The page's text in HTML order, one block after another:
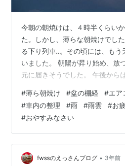
今朝の朝焼けは、４時半くらい
た。しかし、薄らな朝焼けでし
る下り列車‥。その頃には、もう
いました。 朝陽が昇り始め、放
元に届きそうでした。 午後から
終わると、お寺の方丈さんと、
の方が来られました。エアコン
は、意外と早く終わりました。
内の整理を行いました。暫く出
その作業を終えた、午後４時半
ました。まだ本格的な雨ではあ
#薄ら朝焼け #盆の棚経 #エア
#車内の整理 #雨 #雨雲 #お
#おやすみなさい
fwssのえっさんブログ • 3年前